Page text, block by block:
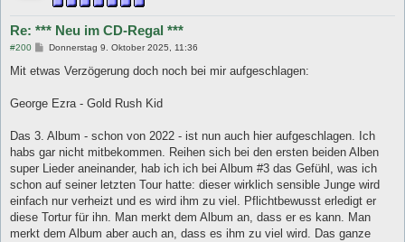
Re: *** Neu im CD-Regal ***
#200
B
i
a
Donnerstag 9. Oktober 2025, 11:36
Mit etwas Verzögerung doch noch bei mir aufgeschlagen:
George Ezra - Gold Rush Kid
Das 3. Album - schon von 2022 - ist nun auch hier aufgeschlagen. Ich
habs gar nicht mitbekommen. Reihen sich bei den ersten beiden Alben
super Lieder aneinander, hab ich ich bei Album #3 das Gefühl, was ich
schon auf seiner letzten Tour hatte: dieser wirklich sensible Junge wird
einfach nur verheizt und es wird ihm zu viel. Pflichtbewusst erledigt er
diese Tortur für ihn. Man merkt dem Album an, dass er es kann. Man
merkt dem Album aber auch an, dass es ihm zu viel wird. Das ganze